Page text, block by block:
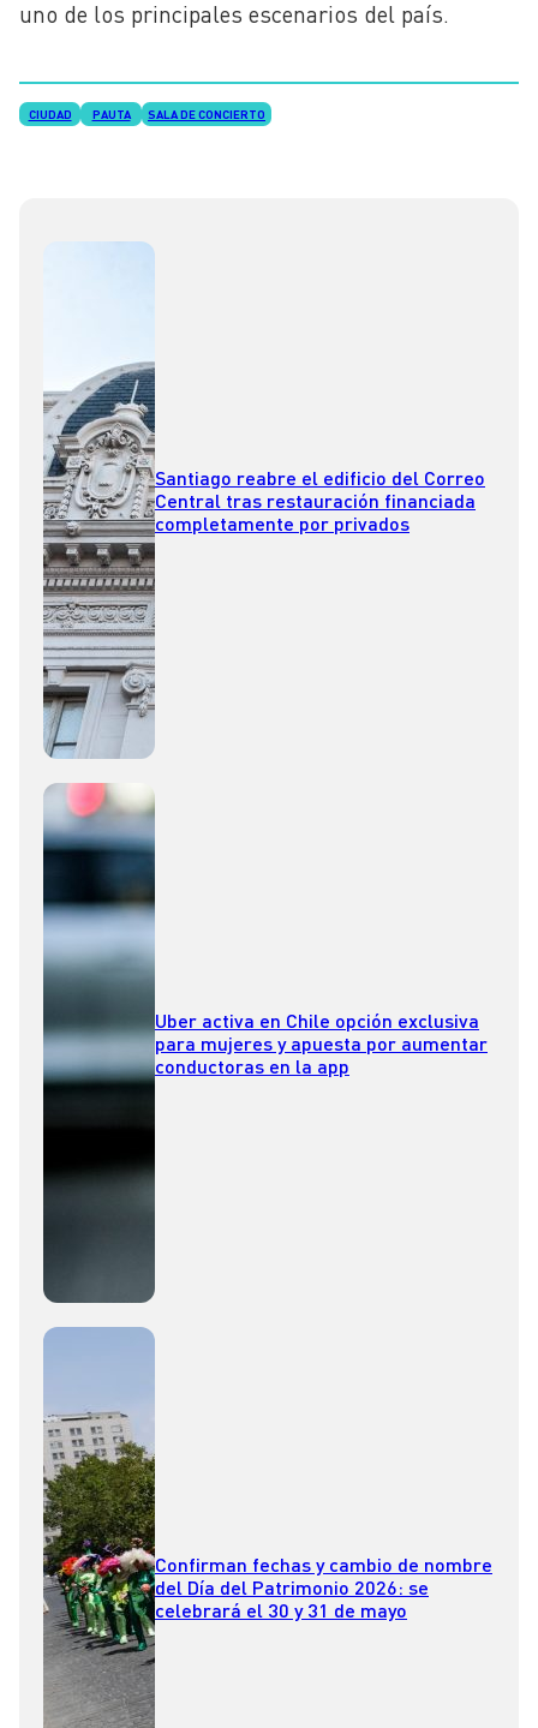
uno de los principales escenarios del país.
CIUDAD PAUTA SALA DE CONCIERTO
Santiago reabre el edificio del Correo
Central tras restauración financiada
completamente por privados
Uber activa en Chile opción exclusiva
para mujeres y apuesta por aumentar
conductoras en la app
Confirman fechas y cambio de nombre
del Día del Patrimonio 2026: se
celebrará el 30 y 31 de mayo